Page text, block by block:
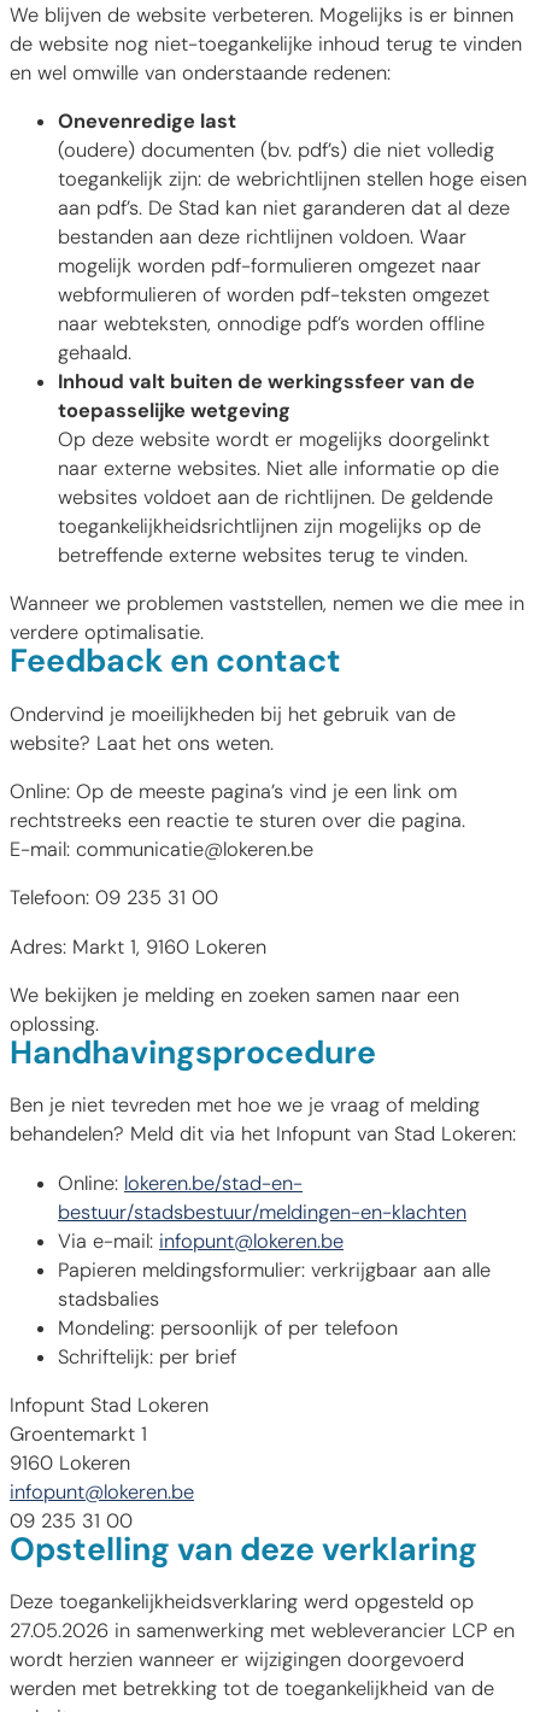
We blijven de website verbeteren. Mogelijks is er binnen
de website nog niet-toegankelijke inhoud terug te vinden
en wel omwille van onderstaande redenen:
Onevenredige last
(oudere) documenten (bv. pdf’s) die niet volledig
toegankelijk zijn: de webrichtlijnen stellen hoge eisen
aan pdf’s. De Stad kan niet garanderen dat al deze
bestanden aan deze richtlijnen voldoen. Waar
mogelijk worden pdf-formulieren omgezet naar
webformulieren of worden pdf-teksten omgezet
naar webteksten, onnodige pdf’s worden offline
gehaald.
Inhoud valt buiten de werkingssfeer van de
toepasselijke wetgeving
Op deze website wordt er mogelijks doorgelinkt
naar externe websites. Niet alle informatie op die
websites voldoet aan de richtlijnen. De geldende
toegankelijkheidsrichtlijnen zijn mogelijks op de
betreffende externe websites terug te vinden.
Wanneer we problemen vaststellen, nemen we die mee in
verdere optimalisatie.
Feedback en contact
Ondervind je moeilijkheden bij het gebruik van de
website? Laat het ons weten.
Online: Op de meeste pagina’s vind je een link om
rechtstreeks een reactie te sturen over die pagina.
E-mail: communicatie@lokeren.be
Telefoon: 09 235 31 00
Adres: Markt 1, 9160 Lokeren
We bekijken je melding en zoeken samen naar een
oplossing.
Handhavingsprocedure
Ben je niet tevreden met hoe we je vraag of melding
behandelen? Meld dit via het Infopunt van Stad Lokeren:
Online: lokeren.be/stad-en-
bestuur/stadsbestuur/meldingen-en-klachten
Via e-mail: infopunt@lokeren.be
Papieren meldingsformulier: verkrijgbaar aan alle
stadsbalies
Mondeling: persoonlijk of per telefoon
Schriftelijk: per brief
Infopunt Stad Lokeren
Groentemarkt 1
9160 Lokeren
infopunt@lokeren.be
09 235 31 00
Opstelling van deze verklaring
Deze toegankelijkheidsverklaring werd opgesteld op
27.05.2026 in samenwerking met webleverancier LCP en
wordt herzien wanneer er wijzigingen doorgevoerd
werden met betrekking tot de toegankelijkheid van de